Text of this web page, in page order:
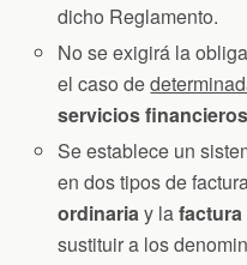
dicho Reglamento.
No se exigirá la
el caso de
servicios
Se establece un
en dos tipos de
ordinariay la
sustituir a los